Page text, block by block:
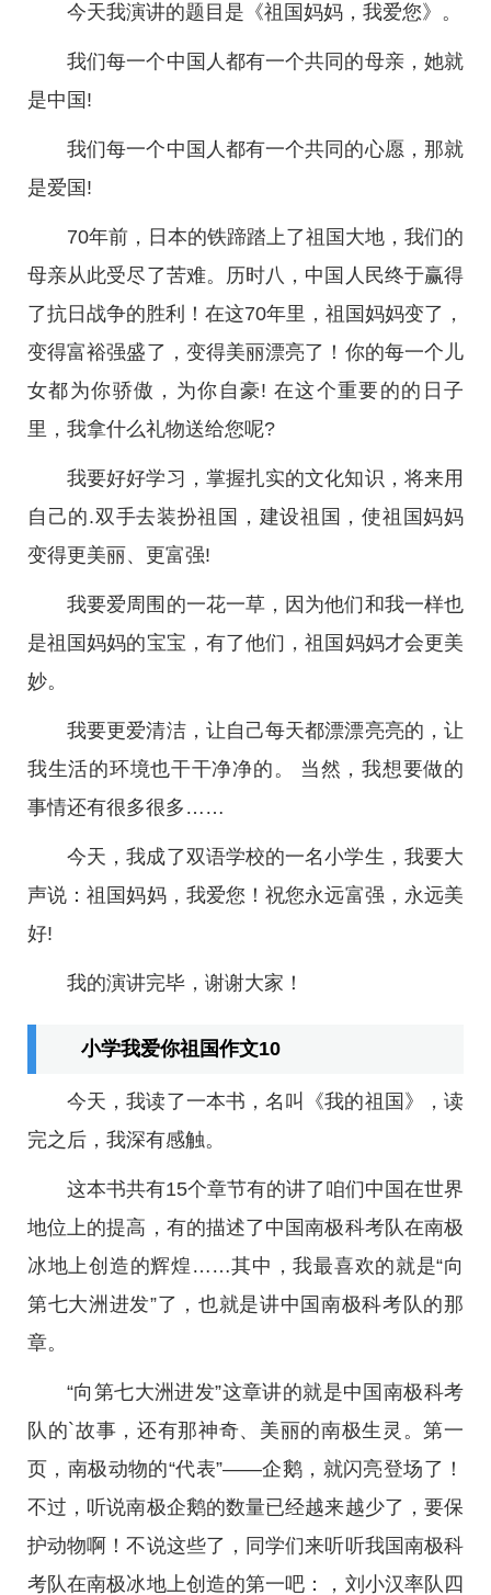
今天我演讲的题目是《祖国妈妈，我爱您》。
我们每一个中国人都有一个共同的母亲，她就
是中国!
我们每一个中国人都有一个共同的心愿，那就
是爱国!
70年前，日本的铁蹄踏上了祖国大地，我们的
母亲从此受尽了苦难。历时八，中国人民终于赢得
了抗日战争的胜利！在这70年里，祖国妈妈变了，
变得富裕强盛了，变得美丽漂亮了！你的每一个儿
女都为你骄傲，为你自豪! 在这个重要的的日子
里，我拿什么礼物送给您呢?
我要好好学习，掌握扎实的文化知识，将来用
自己的.双手去装扮祖国，建设祖国，使祖国妈妈
变得更美丽、更富强!
我要爱周围的一花一草，因为他们和我一样也
是祖国妈妈的宝宝，有了他们，祖国妈妈才会更美
妙。
我要更爱清洁，让自己每天都漂漂亮亮的，让
我生活的环境也干干净净的。 当然，我想要做的
事情还有很多很多……
今天，我成了双语学校的一名小学生，我要大
声说：祖国妈妈，我爱您！祝您永远富强，永远美
好!
我的演讲完毕，谢谢大家！
小学我爱你祖国作文10
今天，我读了一本书，名叫《我的祖国》，读
完之后，我深有感触。
这本书共有15个章节有的讲了咱们中国在世界
地位上的提高，有的描述了中国南极科考队在南极
冰地上创造的辉煌……其中，我最喜欢的就是“向
第七大洲进发”了，也就是讲中国南极科考队的那
章。
“向第七大洲进发”这章讲的就是中国南极科考
队的`故事，还有那神奇、美丽的南极生灵。第一
页，南极动物的“代表”——企鹅，就闪亮登场了！
不过，听说南极企鹅的数量已经越来越少了，要保
护动物啊！不说这些了，同学们来听听我国南极科
考队在南极冰地上创造的第一吧：，刘小汉率队四